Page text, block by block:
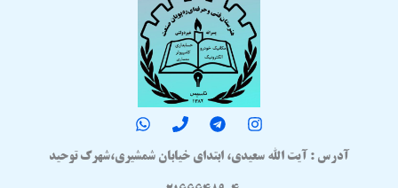
آدرس : آیت الله سعیدی، ابتدای خیابان شمشیری،شهرک توحید